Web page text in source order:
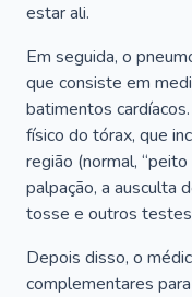
estar ali.
Em seguida, o
que consiste em
batimentos
físico do tórax, que
região (normal,
palpação, a ausculta
tosse e outros
Depois disso, o
complementares